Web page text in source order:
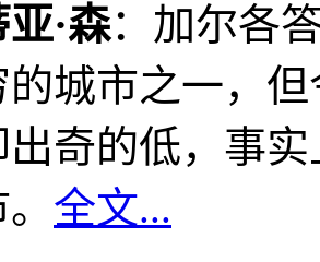
·森：加尔各
的城市之一，
出奇的低，事
全文...